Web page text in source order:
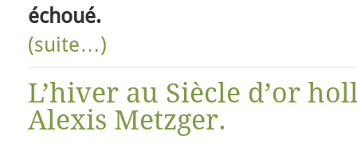
échoué.
(suite…)
L’hiver au Siècle d’or
Alexis Metzger.